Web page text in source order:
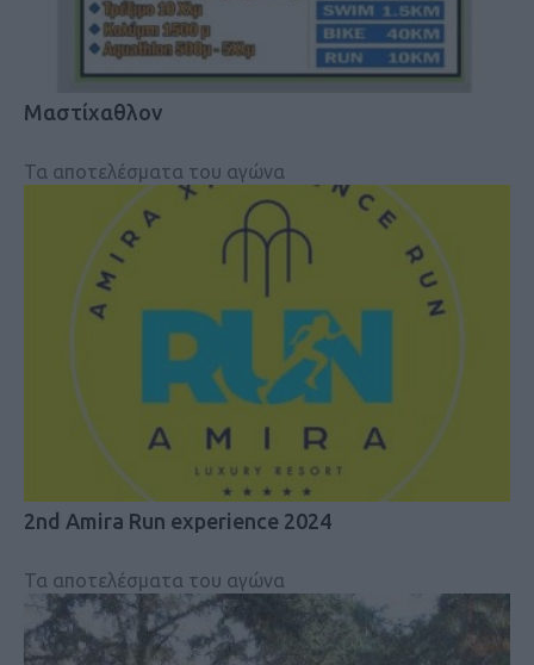
Μαστίχαθλον
Τα αποτελέσματα του αγώνα
2nd Amira Run experience 2024
Τα αποτελέσματα του αγώνα